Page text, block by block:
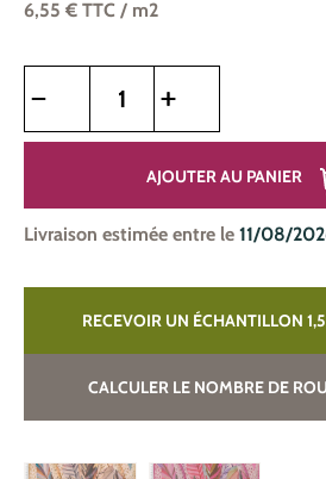
6,55 € TTC / m2
AJOUTER AU PANIER
Livraison estimée entre le 11/08/
RECEVOIR UN ÉCHANTILLON
CALCULER LE NOMBRE DE